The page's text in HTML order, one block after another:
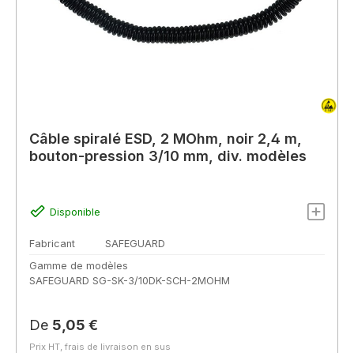
Câble spiralé ESD, 2 MOhm, noir 2,4 m,
bouton-pression 3/10 mm, div. modèles
Disponible
Fabricant
SAFEGUARD
Gamme de modèles
SAFEGUARD SG-SK-3/10DK-SCH-2MOHM
Prix régulier :
De 5,05 €
Prix HT, frais de livraison en sus